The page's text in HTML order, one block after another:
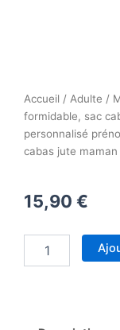
Accueil / Adulte /
formidable, sac
personnalisé
cabas jute maman
15,90 €